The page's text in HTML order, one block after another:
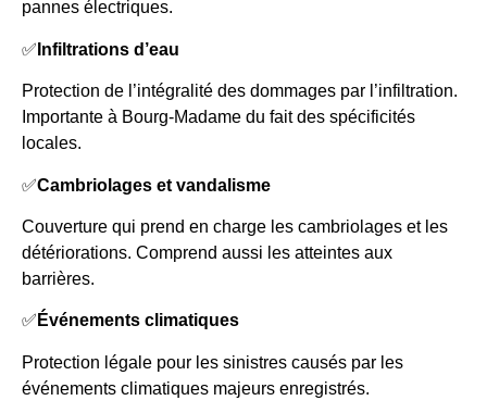
pannes électriques.
✅ Infiltrations d’eau
Protection de l’intégralité des dommages par l’infiltration.
Importante à Bourg-Madame du fait des spécificités
locales.
✅Cambriolages et vandalisme
Couverture qui prend en charge les cambriolages et les
détériorations. Comprend aussi les atteintes aux
barrières.
✅ Événements climatiques
Protection légale pour les sinistres causés par les
événements climatiques majeurs enregistrés.